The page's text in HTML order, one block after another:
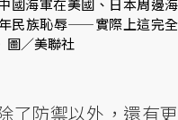
國海軍在美國、日本周邊海
民族恥辱——實際上這完全
圖／美聯社
了防禦以外，還有更